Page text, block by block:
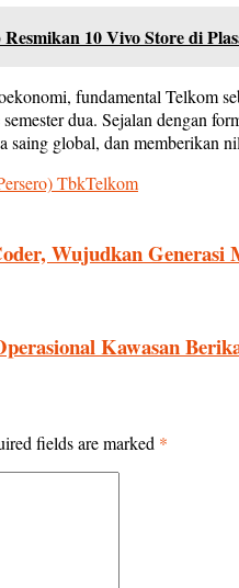
10 Vivo Store di
fundamental Telkom
dua. Sejalan dengan
saing global, dan memberikan
TbkTelkom
Wujudkan
Kawasan
fields are marked *